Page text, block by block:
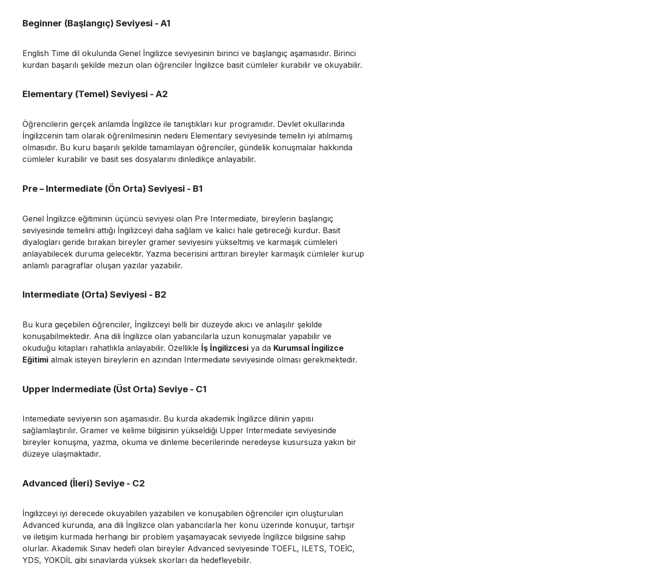
Beginner (Başlangıç) Seviyesi - A1
English Time dil okulunda Genel İngilizce seviyesinin birinci ve başlangıç aşamasıdır. Birinci
kurdan başarılı şekilde mezun olan öğrenciler İngilizce basit cümleler kurabilir ve okuyabilir.
Elementary (Temel) Seviyesi - A2
Öğrencilerin gerçek anlamda İngilizce ile tanıştıkları kur programıdır. Devlet okullarında
İngilizcenin tam olarak öğrenilmesinin nedeni Elementary seviyesinde temelin iyi atılmamış
olmasıdır. Bu kuru başarılı şekilde tamamlayan öğrenciler, gündelik konuşmalar hakkında
cümleler kurabilir ve basit ses dosyalarını dinledikçe anlayabilir.
Pre – Intermediate (Ön Orta) Seviyesi - B1
Genel İngilizce eğitiminin üçüncü seviyesi olan Pre Intermediate, bireylerin başlangıç
seviyesinde temelini attığı İngilizceyi daha sağlam ve kalıcı hale getireceği kurdur. Basit
diyalogları geride bırakan bireyler gramer seviyesini yükseltmiş ve karmaşık cümleleri
anlayabilecek duruma gelecektir. Yazma becerisini arttıran bireyler karmaşık cümleler kurup
anlamlı paragraflar oluşan yazılar yazabilir.
Intermediate (Orta) Seviyesi - B2
Bu kura geçebilen öğrenciler, İngilizceyi belli bir düzeyde akıcı ve anlaşılır şekilde
konuşabilmektedir. Ana dili İngilizce olan yabancılarla uzun konuşmalar yapabilir ve
okuduğu kitapları rahatlıkla anlayabilir. Özellikle İş İngilizcesi ya da Kurumsal İngilizce
Eğitimi almak isteyen bireylerin en azından Intermediate seviyesinde olması gerekmektedir.
Upper Indermediate (Üst Orta) Seviye - C1
Intemediate seviyenin son aşamasıdır. Bu kurda akademik İngilizce dilinin yapısı
sağlamlaştırılır. Gramer ve kelime bilgisinin yükseldiği Upper Intermediate seviyesinde
bireyler konuşma, yazma, okuma ve dinleme becerilerinde neredeyse kusursuza yakın bir
düzeye ulaşmaktadır.
Advanced (İleri) Seviye - C2
İngilizceyi iyi derecede okuyabilen yazabilen ve konuşabilen öğrenciler için oluşturulan
Advanced kurunda, ana dili İngilizce olan yabancılarla her konu üzerinde konuşur, tartışır
ve iletişim kurmada herhangi bir problem yaşamayacak seviyede İngilizce bilgisine sahip
olurlar. Akademik Sınav hedefi olan bireyler Advanced seviyesinde TOEFL, ILETS, TOEİC,
YDS, YOKDİL gibi sınavlarda yüksek skorları da hedefleyebilir.